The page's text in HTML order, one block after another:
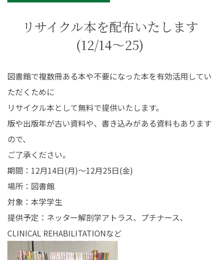
図書館
学生支援
本学の
在学生の皆さんへ 卒業生の皆さんへ
保護者の皆さまへ 病院・施設の方へ
附属施設・関連施設 個人情報保護方針
リサイクル本を配布いたします
(12/14～25)
図書館で複数冊ある本や不要になった本を有効活用してい
ただくために
リサイクル本として無料で提供いたします。
版や出版年が古い資料や、書き込みがある資料もあります
ので、
ご了承ください。
期間：12月14日(月)～12月25日(金)
場所：図書館
対象：本学学生
提供予定：ネッター解剖学アトラス、プチナース、
CLINICAL REHABILITATIONなど